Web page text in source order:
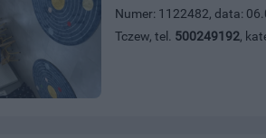
Numer: 1122482, data:
Tczew, tel. 500249192,